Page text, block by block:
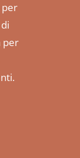
per
per